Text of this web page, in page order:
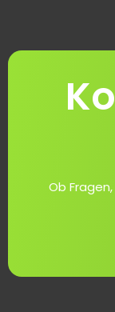
Ob